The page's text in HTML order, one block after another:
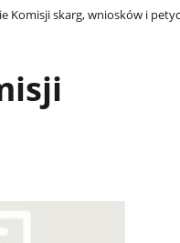
Komisji skarg, wniosków i